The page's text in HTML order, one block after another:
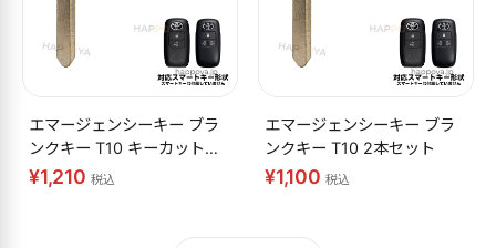
エマージェンシーキー ブラ
ンクキー T10 キーカット無
料
¥1,210 税込
エマージェンシーキー ブラ
ンクキー T10 2本セット
¥1,100 税込